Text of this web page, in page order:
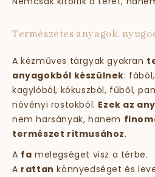
Természetes anyagok,
A kézműves tárgyak gyakran
anyagokból készülnek:
kagylóból, kókuszból, fűből,
növényi rostokból. Ezek az
nem harsányak, hanem
természet ritmusához.
A fa melegséget visz a térbe.
A rattan könnyedséget és